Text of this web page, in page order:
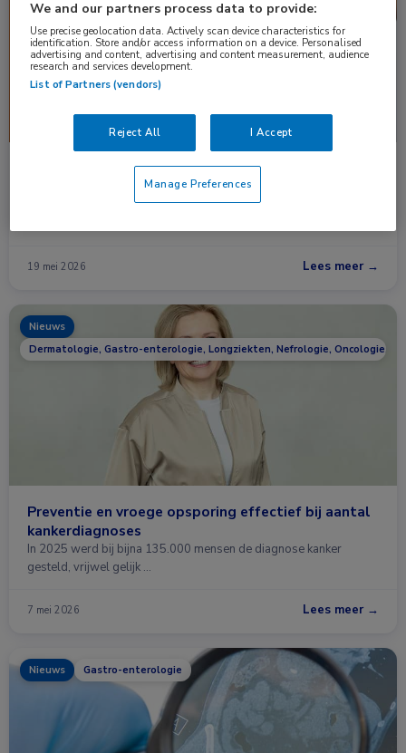
Snelle gewichtstoename verhoogt risico op
verschillende vormen van kanker
De meeste onderzoeken naar de relatie tussen lichaamsgewicht
19 mei 2026 Lees meer →
Nieuws
Dermatologie, Gastro-enterologie, Longziekten, Nefrologie, Oncologie,
Preventie en vroege opsporing effectief bij aantal
kankerdiagnoses
In 2025 werd bij bijna 135.000 mensen de diagnose kanker
gesteld, vrijwel gelijk …
7 mei 2026 Lees meer →
Nieuws Gastro-enterologie
We and our partners process data to provide:
Use precise geolocation data. Actively scan device characteristics for
identification. Store and/or access information on a device. Personalised
advertising and content, advertising and content measurement, audience
research and services development.
List of Partners (vendors)
Reject All I Accept
Manage Preferences